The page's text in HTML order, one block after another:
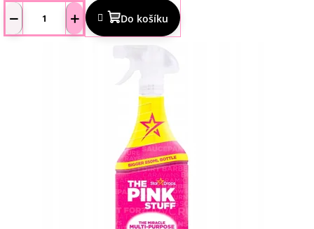
hodnocení
produktu
je
+
− Do košíku